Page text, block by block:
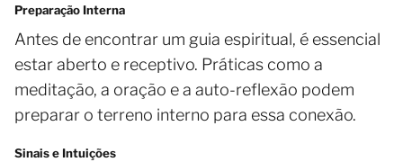
Preparação Interna
Antes de encontrar um guia espiritual, é essencial
estar aberto e receptivo. Práticas como a
meditação, a oração e a auto-reflexão podem
preparar o terreno interno para essa conexão.
Sinais e Intuições